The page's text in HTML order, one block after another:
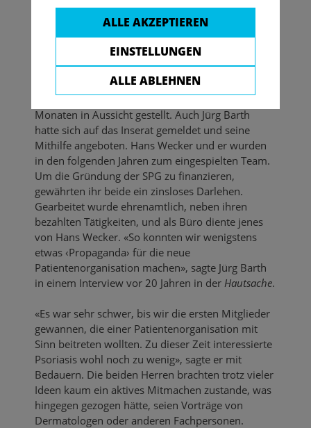
Hans Wecker hatte 1973 in der NZZ ein Inserat
geschaltet, in dem er Schuppenflechte-/Psoriasis-
Betroffene und Interessierte aufrief, Mitglied eines
neuen Vereins zu werden. Auf diesen Aufruf
hatten sich etwa 50 Personen gemeldet. Ihnen
wurde ein Statutenentwurf zugestellt und eine
Gründungsversammlung in den nächsten
Monaten in Aussicht gestellt. Auch Jürg Barth
hatte sich auf das Inserat gemeldet und seine
Mithilfe angeboten. Hans Wecker und er wurden
in den folgenden Jahren zum eingespielten Team.
Um die Gründung der SPG zu finanzieren,
gewährten ihr beide ein zinsloses Darlehen.
Gearbeitet wurde ehrenamtlich, neben ihren
bezahlten Tätigkeiten, und als Büro diente jenes
von Hans Wecker. «So konnten wir wenigstens
etwas ‹Propaganda› für die neue
Patientenorganisation machen», sagte Jürg Barth
in einem Interview vor 20 Jahren in der Hautsache.
«Es war sehr schwer, bis wir die ersten Mitglieder
gewannen, die einer Patientenorganisation mit
Sinn beitreten wollten. Zu dieser Zeit interessierte
Psoriasis wohl noch zu wenig», sagte er mit
Bedauern. Die beiden Herren brachten trotz vieler
Ideen kaum ein aktives Mitmachen zustande, was
hingegen gezogen hätte, seien Vorträge von
Dermatologen oder anderen Fachpersonen.
ALLE AKZEPTIEREN
EINSTELLUNGEN
ALLE ABLEHNEN